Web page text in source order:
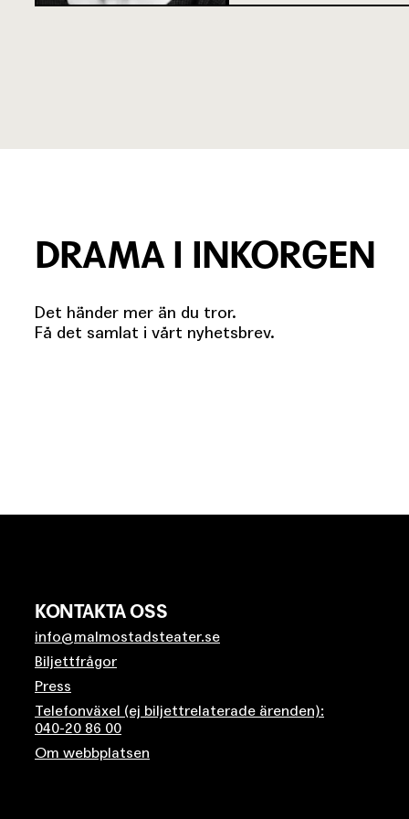
DRAMA I INKORGEN
Det händer mer än du tror.
Få det samlat i vårt nyhetsbrev.
KONTAKTA OSS
info@malmostadsteater.se
Biljettfrågor
Press
Telefonväxel (ej biljettrelaterade ärenden):
040-20 86 00
Om webbplatsen